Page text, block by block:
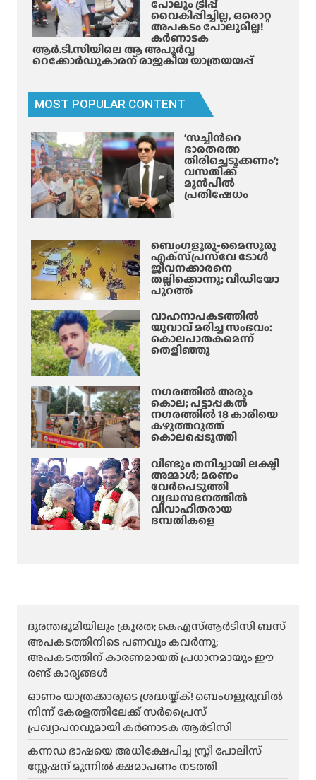
പോലും ട്രിപ്പ്
വൈകിപ്പിച്ചില്ല, ഒരൊറ്റ
അപകടം പോലുമില്ല!
കർണാടക
ആർ.ടി.സിയിലെ ആ അപൂർവ്വ
റെക്കോർഡുകാരന് രാജകീയ യാത്രയയപ്പ്
MOST POPULAR CONTENT
‘സച്ചിന്‍റെ
ഭാരതരത്ന
തിരിച്ചെടുക്കണം’;
വസതിക്ക്
മുൻപിൽ
പ്രതിഷേധം
ബെംഗളൂരു-മൈസൂരു
എക്‌സ്‌പ്രസ്‌വേ ടോൾ
ജീവനക്കാരനെ
തല്ലിക്കൊന്നു; വീഡിയോ
പുറത്ത്
വാഹനാപകടത്തിൽ
യുവാവ് മരിച്ച സംഭവം:
കൊലപാതകമെന്ന്
തെളിഞ്ഞു
നഗരത്തിൽ അരും
കൊല; പട്ടാപ്പകൽ
നഗരത്തിൽ 18 കാരിയെ
കഴുത്തറുത്ത്
കൊലപ്പെടുത്തി
വീണ്ടും തനിച്ചായി ലക്ഷ്മി
അമ്മാള്‍; മരണം
വേർപെടുത്തി
വൃദ്ധസദനത്തില്‍
വിവാഹിതരായ
ദമ്പതികളെ
ദുരന്തഭൂമിയിലും ക്രൂരത; കെഎസ്ആർടിസി ബസ്
അപകടത്തിനിടെ പണവും കവർന്നു;
അപകടത്തിന് കാരണമായത് പ്രധാനമായും ഈ
രണ്ട് കാര്യങ്ങൾ
ഓണം യാത്രക്കാരുടെ ശ്രദ്ധയ്ക്ക്! ബെംഗളൂരുവിൽ
നിന്ന് കേരളത്തിലേക്ക് സർപ്രൈസ്
പ്രഖ്യാപനവുമായി കർണാടക ആർടിസി
കന്നഡ ഭാഷയെ അധിക്ഷേപിച്ച സ്ത്രീ പോലീസ്
സ്റ്റേഷന് മുന്നിൽ ക്ഷമാപണം നടത്തി